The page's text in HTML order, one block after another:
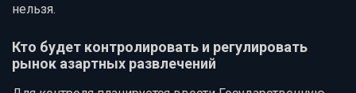
нельзя.
Кто будет контролировать и регулировать
рынок азартных развлечений